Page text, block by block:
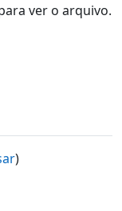
ver o arquivo.
)